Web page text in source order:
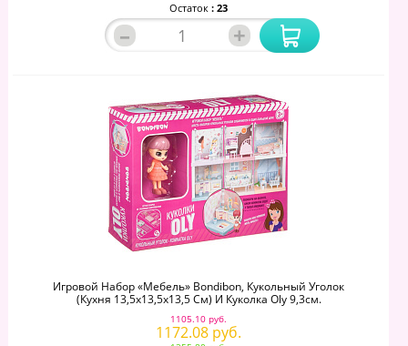
Остаток : 23
– +
Игровой Набор «Мебель» Bondibon, Кукольный Уголок
(Кухня 13,5х13,5х13,5 См) И Куколка Oly 9,3см.
1105.10 руб.
1172.08 руб.